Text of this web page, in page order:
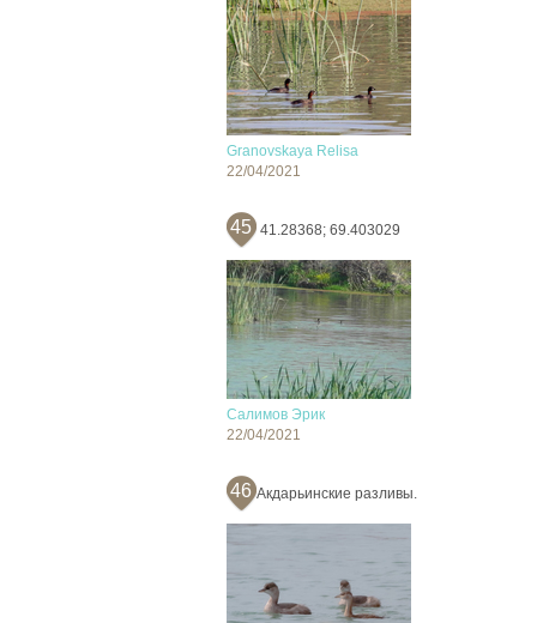
Granovskaya Relisa
22/04/2021
45 41.28368; 69.403029
Салимов Эрик
22/04/2021
46 Акдарьинские разливы.